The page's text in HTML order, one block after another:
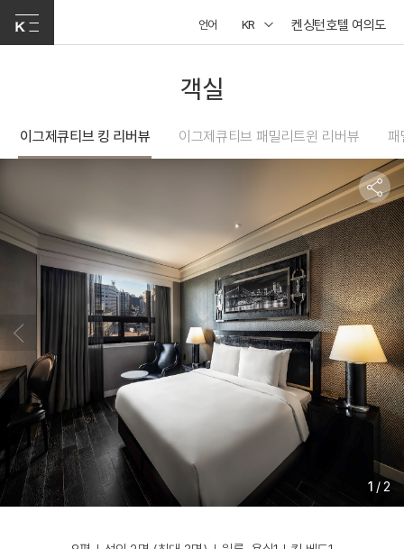
언어 KR 켄싱턴호텔 여의도
객실
이그제큐티브 킹 리버뷰 이그제큐티브 패밀리트윈 리버뷰 패
1 /2